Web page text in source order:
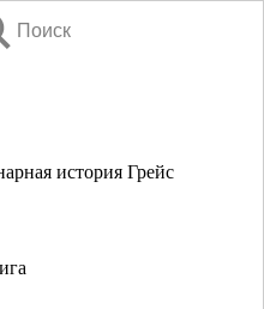
Поиск
история Грейс